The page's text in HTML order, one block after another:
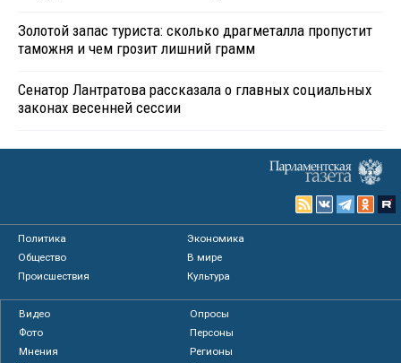
Золотой запас туриста: сколько драгметалла пропустит
таможня и чем грозит лишний грамм
Сенатор Лантратова рассказала о главных социальных
законах весенней сессии
Политика
Экономика
Общество
В мире
Происшествия
Культура
Видео
Опросы
Фото
Персоны
Мнения
Регионы